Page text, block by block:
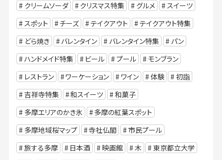
クリームソーダ
クリスマス特集 グルメ
スイーツ
スポット
チーズ テイクアウト
テイクアウト特集
どら焼き
バレンタイン バレンタイン特集
パン
ハンドメイド特集
ビール プール
モンブラン
レストラン
ワーケーション ワイン 体験
初詣
吉祥寺特集
和スイーツ
和菓子
多摩エリアのかき氷
多摩の紅葉スポット
多摩地域桜マップ
寺社仏閣
市民プール
旅する多摩
日本酒 映画館 木
東京都立大学